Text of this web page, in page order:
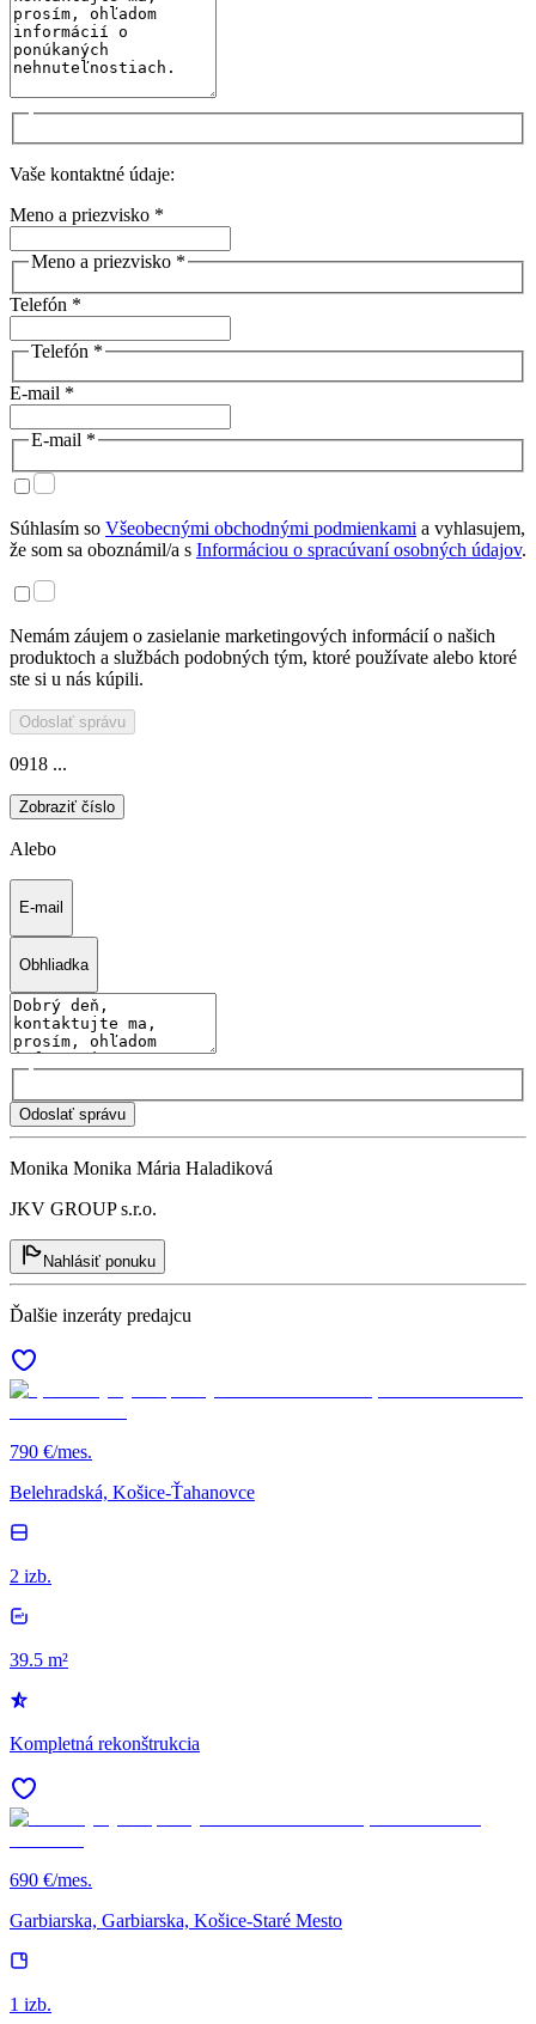
Vaše kontaktné údaje:
Meno a priezvisko *
Meno a priezvisko *
Telefón *
Telefón *
E-mail *
E-mail *
Súhlasím so Všeobecnými obchodnými podmienkami a vyhlasujem,
že som sa oboznámil/a s Informáciou o spracúvaní osobných údajov.
Nemám záujem o zasielanie marketingových informácií o našich
produktoch a službách podobných tým, ktoré používate alebo ktoré
ste si u nás kúpili.
Odoslať správu
0918 ...
Zobraziť číslo
Alebo
E-mail
Obhliadka
Odoslať správu
Monika Monika Mária Haladiková
JKV GROUP s.r.o.
Nahlásiť ponuku
Ďalšie inzeráty predajcu
790 €/mes.
Belehradská, Košice-Ťahanovce
2 izb.
39.5 m²
Kompletná rekonštrukcia
690 €/mes.
Garbiarska, Garbiarska, Košice-Staré Mesto
1 izb.